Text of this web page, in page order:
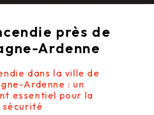
près de
Ardenne
dans la ville de
Ardenne : un
essentiel pour la
sécurité